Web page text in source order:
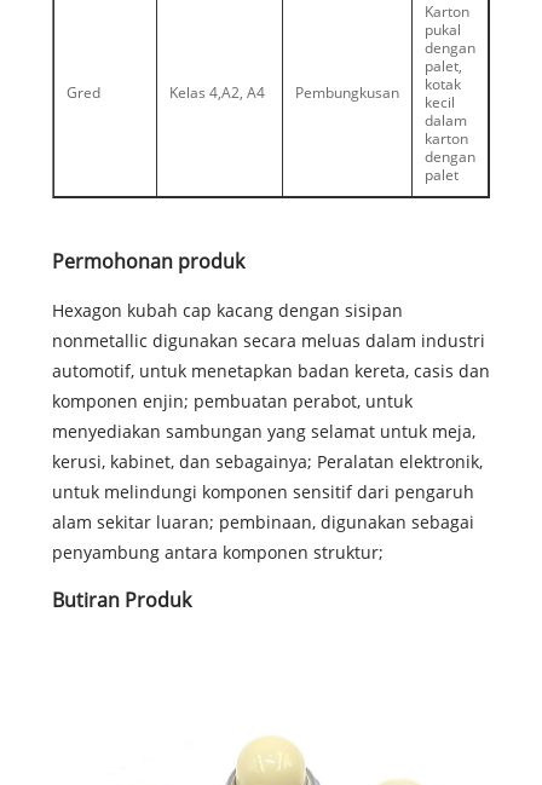
Gred Kelas 4,A2, A4 Pembungkusan
Karton
pukal
dengan
palet,
kotak
kecil
dalam
karton
dengan
palet
Permohonan produk
Hexagon kubah cap kacang dengan sisipan
nonmetallic digunakan secara meluas dalam industri
automotif, untuk menetapkan badan kereta, casis dan
komponen enjin; pembuatan perabot, untuk
menyediakan sambungan yang selamat untuk meja,
kerusi, kabinet, dan sebagainya; Peralatan elektronik,
untuk melindungi komponen sensitif dari pengaruh
alam sekitar luaran; pembinaan, digunakan sebagai
penyambung antara komponen struktur;
Butiran Produk